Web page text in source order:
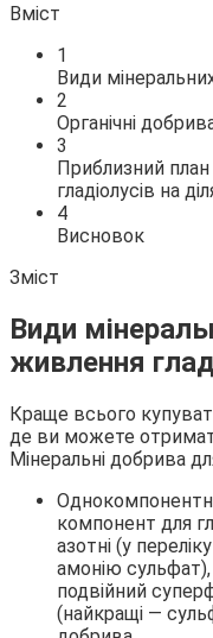
Вміст
1
Види
2
Органічні
3
Приблизний
гладіолусів на
4
Висновок
Зміст
Види
живлення
Краще всього
де ви можете
Мінеральні добрива
компонент для
азотні (у
амонію
подвійний
(найкращі —